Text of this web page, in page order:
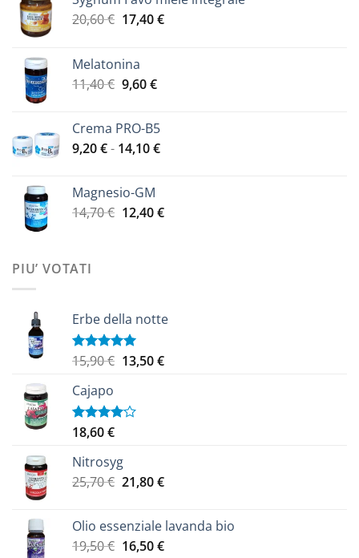
20,60€ Il
era:
20,60 €.
17,40€Il
Melatonina
11,40€ Il
era:
11,40 €.
9,60€Il
è:
9,60 €.
Crema PRO-B5
9,20€- 14,10€Fascia
9,20 €
Magnesio-GM
14,70€ Il
12,40€Il
PIU’ VOTATI
Erbe della notte
Valutato
15,90€ Il
era:
13,50€Il
Cajapo
Valutato
5
18,60€
Nitrosyg
25,70€ Il
era:
25,70 €.
21,80€Il
è:
21,80 €.
Olio essenziale lavanda bio
19,50€ Il
16,50€Il